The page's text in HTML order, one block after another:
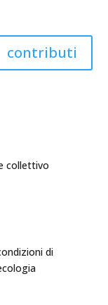
contributi
collettivo
di